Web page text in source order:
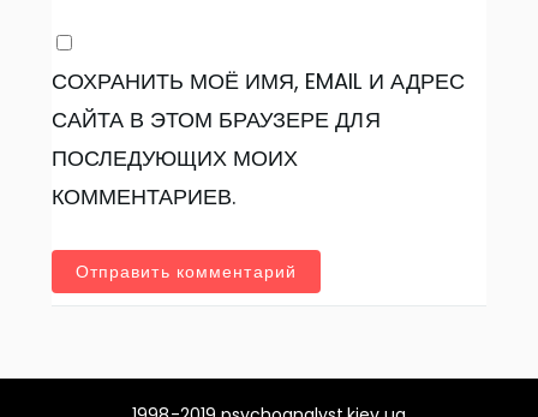
СОХРАНИТЬ МОЁ ИМЯ, EMAIL И АДРЕС
САЙТА В ЭТОМ БРАУЗЕРЕ ДЛЯ
ПОСЛЕДУЮЩИХ МОИХ
КОММЕНТАРИЕВ.